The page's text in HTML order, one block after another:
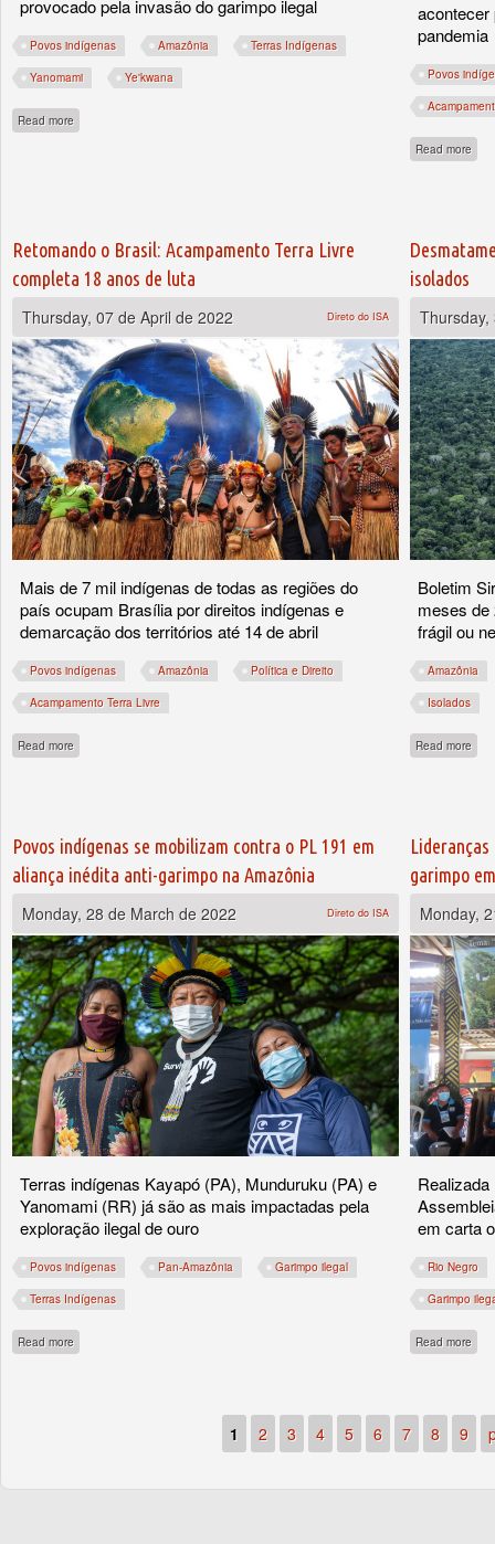
provocado pela invasão do garimpo ilegal
Povos indígenas Amazônia Terras Indígenas
Yanomami Ye'kwana
Read more
acontecer
pandemia
Povos
Read more
Retomando o Brasil: Acampamento Terra Livre
completa 18 anos de luta
Thursday, 07 de April de 2022
Direto do ISA
Mais de 7 mil indígenas de todas as regiões do
país ocupam Brasília por direitos indígenas e
demarcação dos territórios até 14 de abril
Povos indígenas Amazônia Política e Direito
Acampamento Terra Livre
Read more about Retomando o Brasil: Acampamento Terra Livre completa 18 anos de luta
isolados
Boletim
meses de
frágil ou
Amazônia
Isolados
Read more
Povos indígenas se mobilizam contra o PL 191 em
aliança inédita anti-garimpo na Amazônia
Monday, 28 de March de 2022
Direto do ISA
Terras indígenas Kayapó (PA), Munduruku (PA) e
Yanomami (RR) já são as mais impactadas pela
exploração ilegal de ouro
Povos indígenas Pan-Amazônia Garimpo ilegal
Terras Indígenas
Read more about Povos indígenas se mobilizam contra o PL 191 em aliança inédita anti-
garimpo
Monday,
Realizada
em carta
Rio Negro
Garimpo
Read more
1 2 3 4 5 6 7 8 9